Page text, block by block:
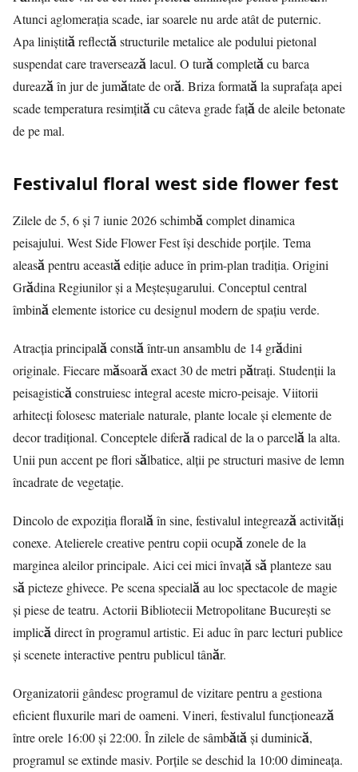
Atunci aglomerația scade, iar soarele nu arde atât de puternic.
Apa liniștită reflectă structurile metalice ale podului pietonal
suspendat care traversează lacul. O tură completă cu barca
durează în jur de jumătate de oră. Briza formată la suprafața apei
scade temperatura resimțită cu câteva grade față de aleile betonate
de pe mal.
Festivalul floral west side flower fest
Zilele de 5, 6 și 7 iunie 2026 schimbă complet dinamica
peisajului. West Side Flower Fest își deschide porțile. Tema
aleasă pentru această ediție aduce în prim-plan tradiția. Origini
Grădina Regiunilor și a Meșteșugarului. Conceptul central
îmbină elemente istorice cu designul modern de spațiu verde.
Atracția principală constă într-un ansamblu de 14 grădini
originale. Fiecare măsoară exact 30 de metri pătrați. Studenții la
peisagistică construiesc integral aceste micro-peisaje. Viitorii
arhitecți folosesc materiale naturale, plante locale și elemente de
decor tradițional. Conceptele diferă radical de la o parcelă la alta.
Unii pun accent pe flori sălbatice, alții pe structuri masive de lemn
încadrate de vegetație.
Dincolo de expoziția florală în sine, festivalul integrează activități
conexe. Atelierele creative pentru copii ocupă zonele de la
marginea aleilor principale. Aici cei mici învață să planteze sau
să picteze ghivece. Pe scena specială au loc spectacole de magie
și piese de teatru. Actorii Bibliotecii Metropolitane București se
implică direct în programul artistic. Ei aduc în parc lecturi publice
și scenete interactive pentru publicul tânăr.
Organizatorii gândesc programul de vizitare pentru a gestiona
eficient fluxurile mari de oameni. Vineri, festivalul funcționează
între orele 16:00 și 22:00. În zilele de sâmbătă și duminică,
programul se extinde masiv. Porțile se deschid la 10:00 dimineața.